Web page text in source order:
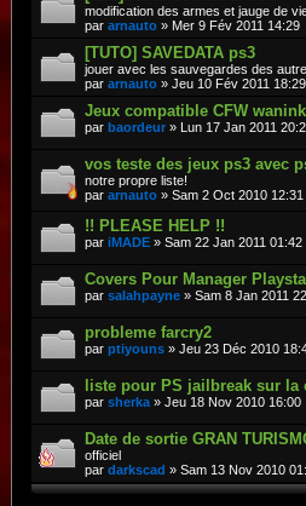
modification des armes et jauge de
par arnauto » Mer 9 Fév 2011 14:29
[TUTO] SAVEDATA ps3
jouer avec les sauvegardes des
par arnauto » Jeu 10 Fév 2011 18:29
Jeux compatible CFW
par baordeur » Lun 17 Jan 2011
vos teste des jeux ps3 avec
notre propre liste!
par arnauto » Sam 2 Oct 2010 12:31
!! PLEASE HELP !!
par iMADE » Sam 22 Jan 2011 01:42
Covers Pour Manager
par salahpayne » Sam 8 Jan 2011
probleme farcry2
par ptiyouns » Jeu 23 Déc 2010
liste pour PS jailbreak sur
par sherka » Jeu 18 Nov 2010 16:00
Date de sortie GRAN
officiel
par darkscad » Sam 13 Nov 2010